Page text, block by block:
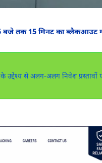
तक 15 मिनट का ब्लैकआउट
से अलग-अलग निवेश प्रस्तावों